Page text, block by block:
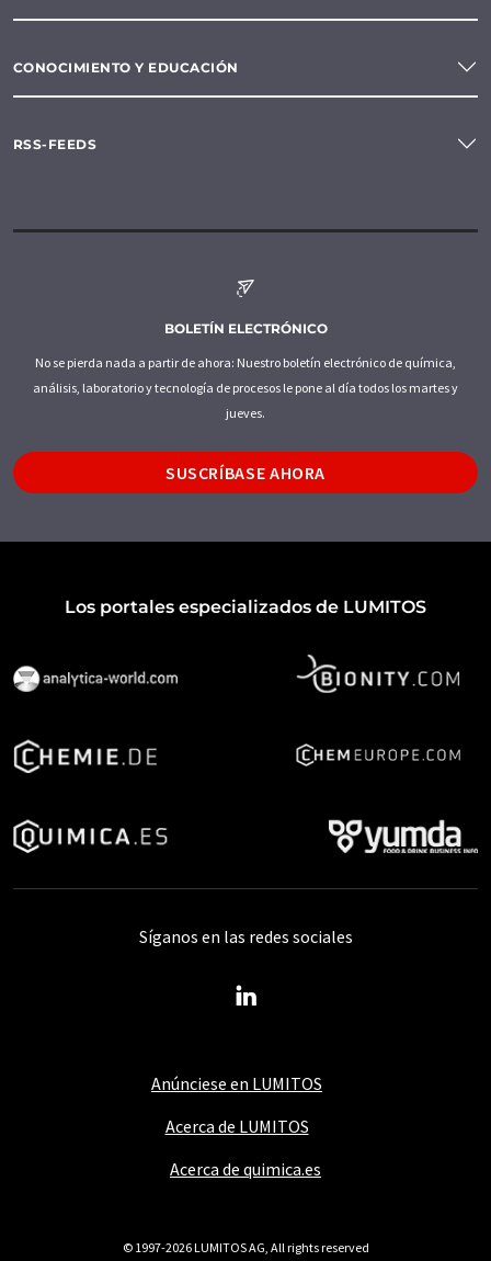
CONOCIMIENTO Y EDUCACIÓN
RSS-FEEDS
BOLETÍN ELECTRÓNICO
No se pierda nada a partir de ahora: Nuestro boletín electrónico de química,
análisis, laboratorio y tecnología de procesos le pone al día todos los martes y
jueves.
SUSCRÍBASE AHORA
Los portales especializados de LUMITOS
Anúnciese en LUMITOS
Acerca de LUMITOS
Acerca de quimica.es
Síganos en las redes sociales
© 1997-2026 LUMITOS AG, All rights reserved